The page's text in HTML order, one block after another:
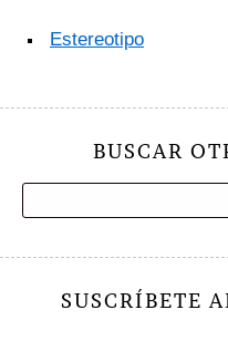
Estereotipo
BUSCAR
SUSCRÍBETE